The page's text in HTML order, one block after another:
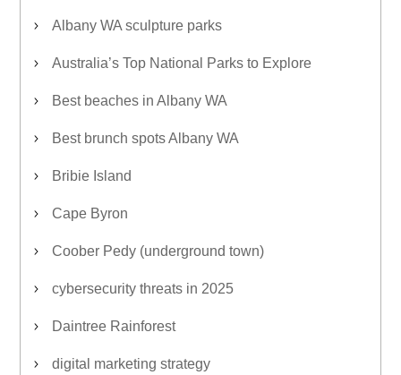
Albany WA sculpture parks
Australia’s Top National Parks to Explore
Best beaches in Albany WA
Best brunch spots Albany WA
Bribie Island
Cape Byron
Coober Pedy (underground town)
cybersecurity threats in 2025
Daintree Rainforest
digital marketing strategy